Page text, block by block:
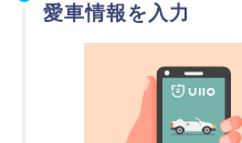
愛車情報を入力